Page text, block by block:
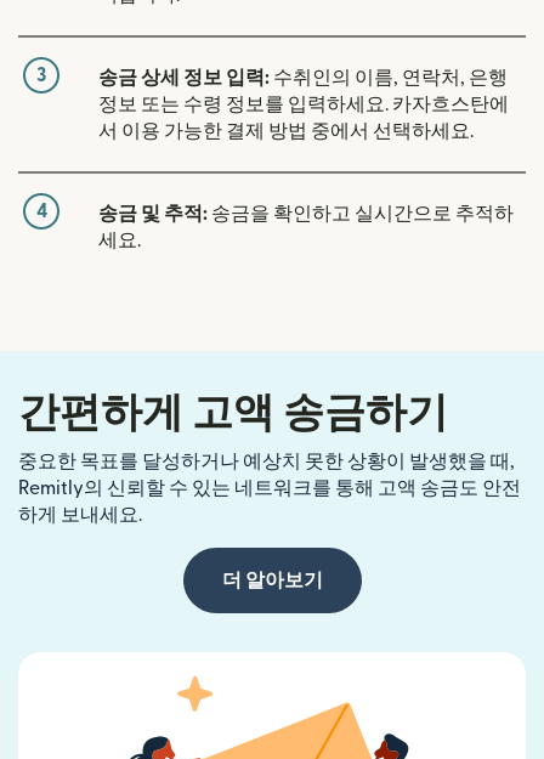
3 송금 상세 정보 입력: 수취인의 이름, 연락처, 은행
정보 또는 수령 정보를 입력하세요. 카자흐스탄에
서 이용 가능한 결제 방법 중에서 선택하세요.
4 송금 및 추적: 송금을 확인하고 실시간으로 추적하
세요.
간편하게 고액 송금하기
중요한 목표를 달성하거나 예상치 못한 상황이 발생했을 때,
Remitly의 신뢰할 수 있는 네트워크를 통해 고액 송금도 안전
하게 보내세요.
더 알아보기